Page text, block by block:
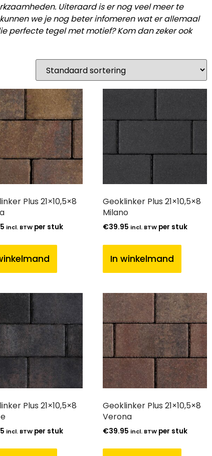
Uiteraard is er nog veel meer te
we je nog beter infomeren wat er allemaal
perfecte tegel met motief? Kom dan zeker ook
Plus 21×10,5×8
incl. BTW per stuk
Geoklinker Plus 21×10,5×8
Milano
€39.95 incl. BTW per stuk
In winkelmand
Plus 21×10,5×8
incl. BTW per stuk
Geoklinker Plus 21×10,5×8
Verona
€39.95 incl. BTW per stuk